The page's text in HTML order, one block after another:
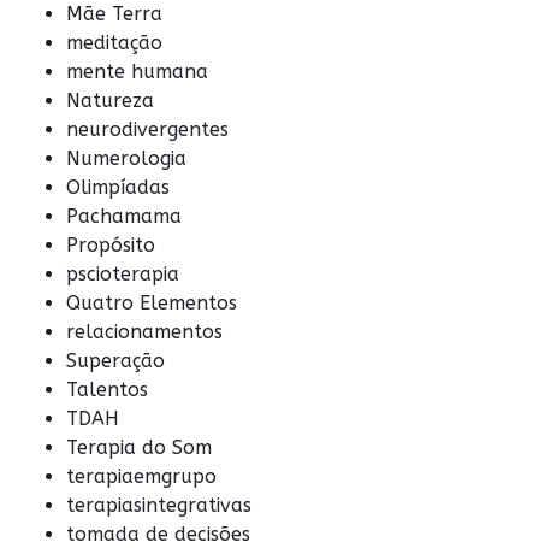
Mãe Terra
meditação
mente humana
Natureza
neurodivergentes
Numerologia
Olimpíadas
Pachamama
Propósito
pscioterapia
Quatro Elementos
relacionamentos
Superação
Talentos
TDAH
Terapia do Som
terapiaemgrupo
terapiasintegrativas
tomada de decisões